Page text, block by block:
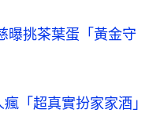
曝挑茶葉蛋「黃金守
「超真實扮家家酒」